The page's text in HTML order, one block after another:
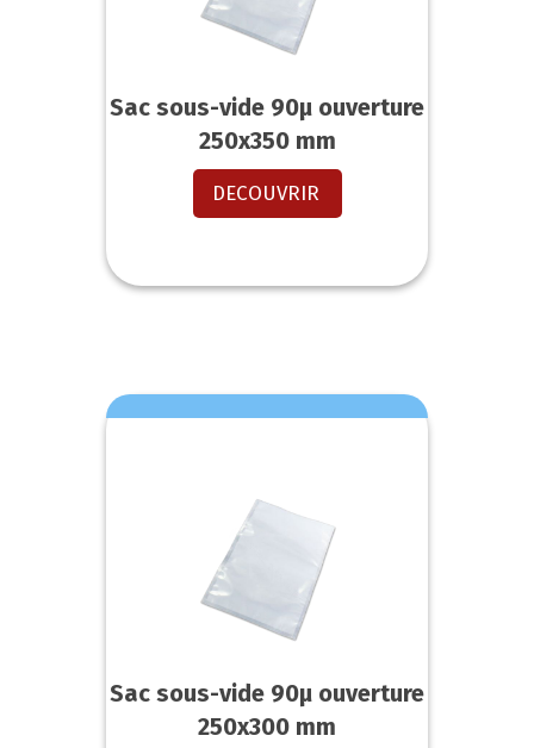
Sac sous-vide 90µ ouverture
250x350 mm
DECOUVRIR
Sac sous-vide 90µ ouverture
250x300 mm